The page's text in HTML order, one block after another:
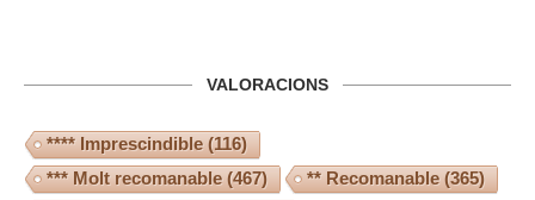
VALORACIONS
**** Imprescindible(116)
*** Molt recomanable(467) ** Recomanable(365)